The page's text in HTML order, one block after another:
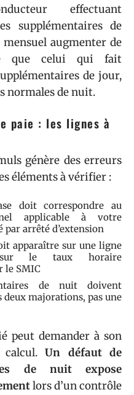
effectuant
supplémentaires de
augmenter de
que celui qui fait
de jour,
normales de nuit.
paie : les lignes à
génère des erreurs
éléments à vérifier :
doit correspondre au
applicable à votre
arrêté d’extension
apparaître sur une ligne
sur le taux horaire
le SMIC
de nuit doivent
majorations, pas une
peut demander à son
calcul.Un défaut de
de nuit expose
lors d’un contrôle